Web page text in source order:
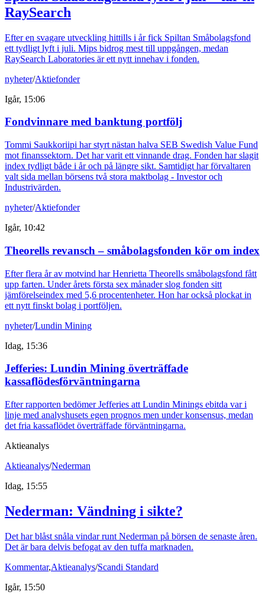
RaySearch
Efter en svagare utveckling hittills i år fick Spiltan Småbolagsfond
ett tydligt lyft i juli. Mips bidrog mest till uppgången, medan
RaySearch Laboratories är ett nytt innehav i fonden.
nyheter/Aktiefonder
Igår, 15:06
Fondvinnare med banktung portfölj
Tommi Saukkoriipi har styrt nästan halva SEB Swedish Value Fund
mot finanssektorn. Det har varit ett vinnande drag. Fonden har slagit
index tydligt både i år och på längre sikt. Samtidigt har förvaltaren
valt sida mellan börsens två stora maktbolag - Investor och
Industrivärden.
nyheter/Aktiefonder
Igår, 10:42
Theorells revansch – småbolagsfonden kör om index
Efter flera år av motvind har Henrietta Theorells småbolagsfond fått
upp farten. Under årets första sex månader slog fonden sitt
jämförelseindex med 5,6 procentenheter. Hon har också plockat in
ett nytt finskt bolag i portföljen.
nyheter/Lundin Mining
Idag, 15:36
Jefferies: Lundin Mining överträffade
kassaflödesförväntningarna
Efter rapporten bedömer Jefferies att Lundin Minings ebitda var i
linje med analyshusets egen prognos men under konsensus, medan
det fria kassaflödet överträffade förväntningarna.
Aktieanalys
Aktieanalys/Nederman
Idag, 15:55
Nederman: Vändning i sikte?
Det har blåst snåla vindar runt Nederman på börsen de senaste åren.
Det är bara delvis befogat av den tuffa marknaden.
Kommentar,Aktieanalys/Scandi Standard
Igår, 15:50